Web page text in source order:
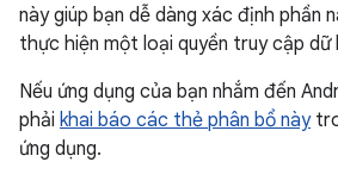
này giúp bạn dễ dàng xác định phần
thực hiện một loại quyền truy cập dữ
Nếu ứng dụng của bạn nhắm đến
phải khai báo các thẻ phân bổ này
ứng dụng.